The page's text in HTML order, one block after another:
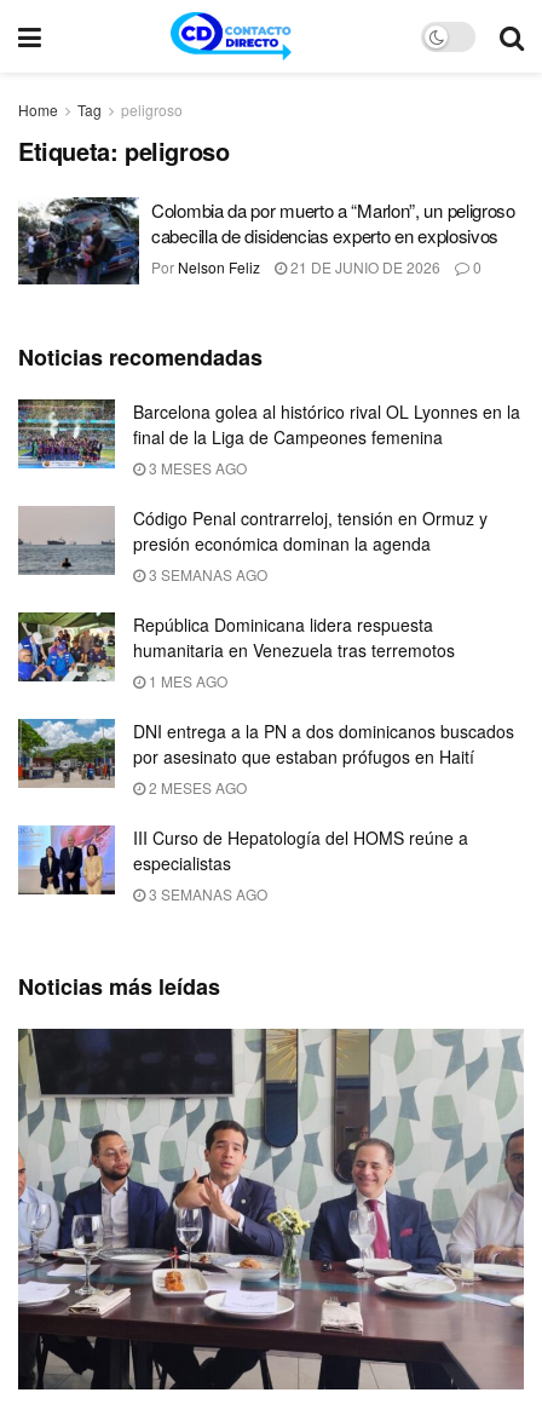
Home Tag peligroso
Etiqueta: peligroso
Colombia da por muerto a “Marlon”, un peligroso
cabecilla de disidencias experto en explosivos
Por Nelson Feliz 21 DE JUNIO DE 2026 0
Noticias recomendadas
Barcelona golea al histórico rival OL Lyonnes en la
final de la Liga de Campeones femenina
3 MESES AGO
Código Penal contrarreloj, tensión en Ormuz y
presión económica dominan la agenda
3 SEMANAS AGO
República Dominicana lidera respuesta
humanitaria en Venezuela tras terremotos
1 MES AGO
DNI entrega a la PN a dos dominicanos buscados
por asesinato que estaban prófugos en Haití
2 MESES AGO
III Curso de Hepatología del HOMS reúne a
especialistas
3 SEMANAS AGO
Noticias más leídas